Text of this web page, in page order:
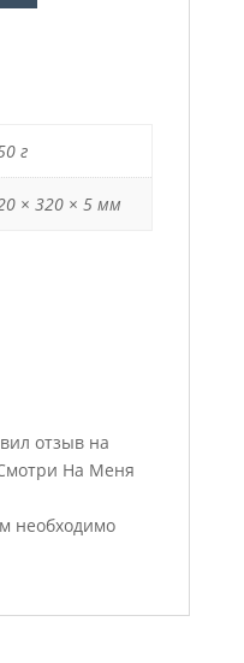
г
× 320 × 5 мм
отзыв на
На Меня
необходимо